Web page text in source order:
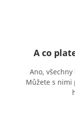
A co
Ano,
Můžete s